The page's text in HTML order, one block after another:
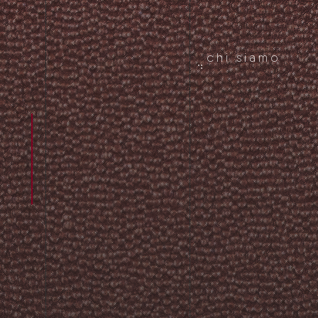
chi siamo